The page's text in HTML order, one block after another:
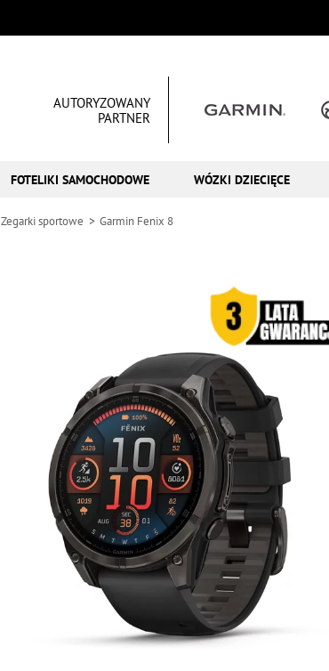
AUTORYZOWANY
PARTNER
FOTELIKI SAMOCHODOWE WÓZKI DZIECIĘCE
Zegarki sportowe Garmin Fenix 8